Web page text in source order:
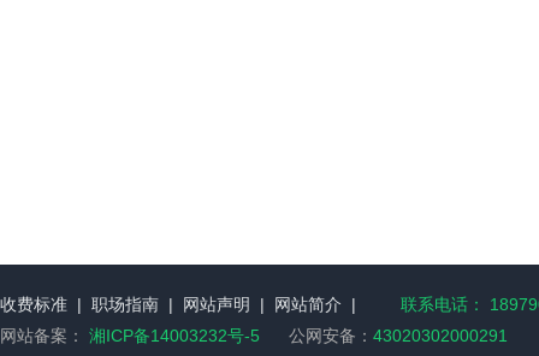
收费标准 | 职场指南 | 网站声明 | 网站简介 |
联系电话：
网站备案： 湘ICP备14003232号-5 公网安备： 43020302000291